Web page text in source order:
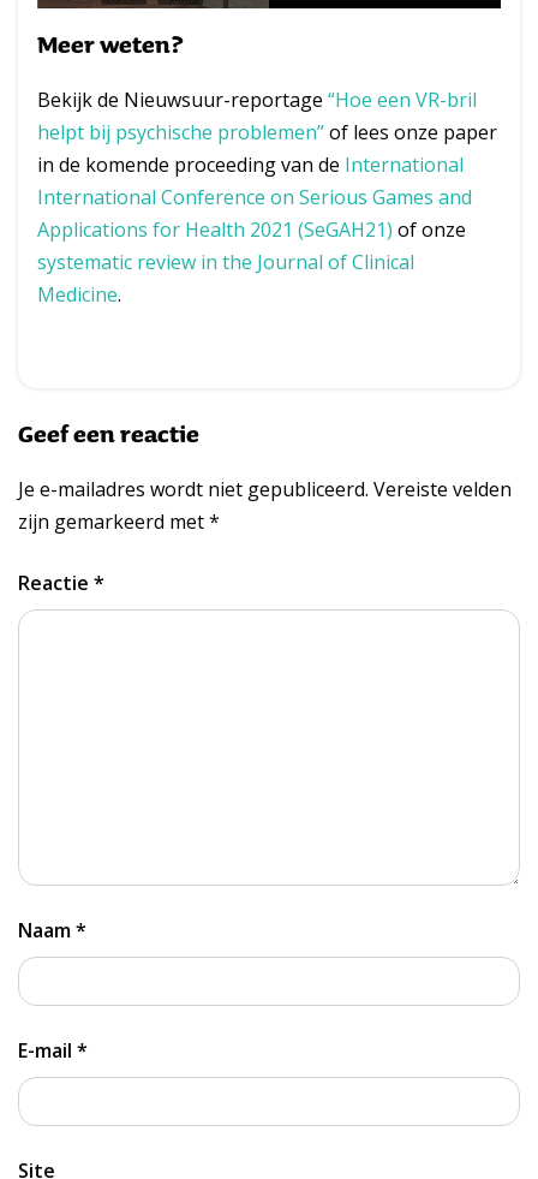
Meer weten?
Bekijk de Nieuwsuur-reportage “Hoe een VR-bril
helpt bij psychische problemen”of lees onze paper
in de komende proceeding van de International
International Conference on Serious Games and
Applications for Health 2021 (SeGAH21) of onze
systematic review in the Journal of Clinical
Medicine.
Geef een reactie
Je e-mailadres wordt niet gepubliceerd. Vereiste velden
zijn gemarkeerd met*
Reactie *
Naam*
E-mail *
Site